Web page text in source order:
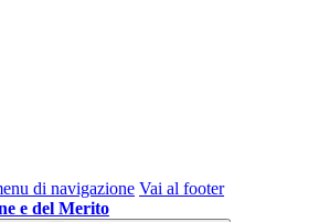
di navigazione Vai al footer
e del Merito